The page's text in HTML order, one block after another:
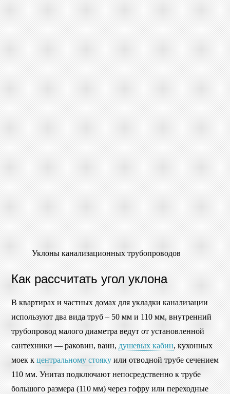
Уклоны канализационных трубопроводов
Как рассчитать угол уклона
В квартирах и частных домах для укладки канализации
используют два вида труб – 50 мм и 110 мм, внутренний
трубопровод малого диаметра ведут от установленной
сантехники — раковин, ванн, душевых кабин, кухонных
моек к центральному стояку или отводной трубе сечением
110 мм. Унитаз подключают непосредственно к трубе
большого размера (110 мм) через гофру или переходные